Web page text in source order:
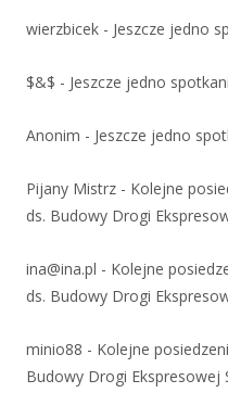
wierzbicek - Jeszcze jedno
$&$ - Jeszcze jedno
Anonim - Jeszcze jedno
Pijany Mistrz - Kolejne
ds. Budowy Drogi
ina@ina.pl - Kolejne
ds. Budowy Drogi
minio88 - Kolejne
Budowy Drogi Ekspresowej